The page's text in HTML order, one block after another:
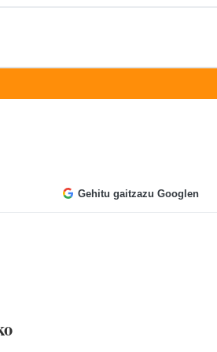
Gehitu gaitzazu Googlen